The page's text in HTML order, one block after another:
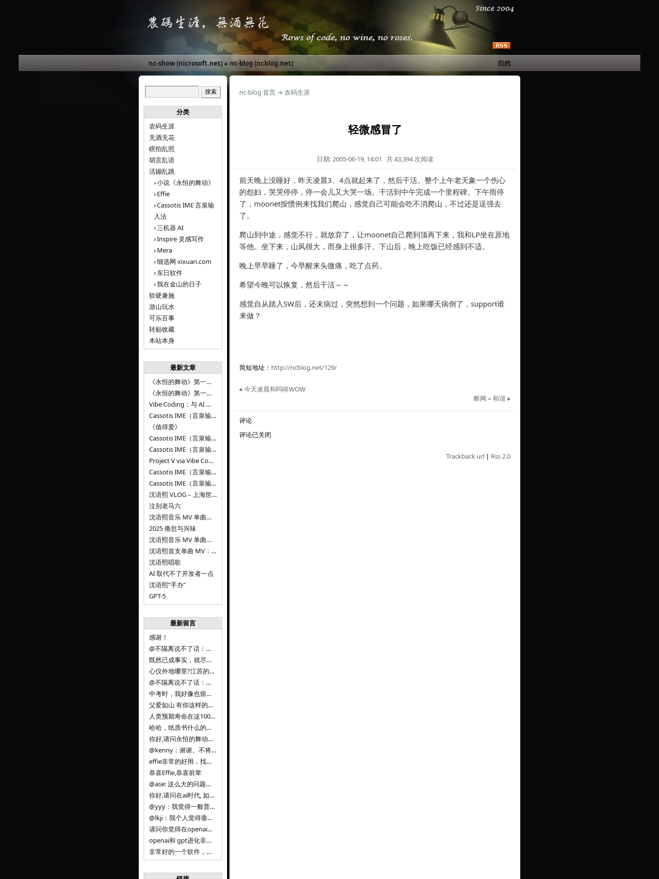
nc-show (nicrosoft.net)» nc-blog (ncblog.net) 归档
分类
农码生涯
无酒无花
瞎拍乱照
胡言乱语
活蹦乱跳
小说《永恒的舞动》
Effie
Cassotis IME 言泉输
入法
三机器 AI
Inspire 灵感写作
Mera
细选网 xixuan.com
东日软件
我在金山的日子
软硬兼施
游山玩水
可乐百事
转贴收藏
本站本身
最新文章
《永恒的舞动》第一百二十八章
《永恒的舞动》第一百二十七章
Vibe Coding：与 AI 并肩进步——言泉输入法 v0.4.1
Cassotis IME（言泉输入法）v0.3.1
《值得爱》
Cassotis IME（言泉输入法）v0.2.0
Cassotis IME（言泉输入法）v0.1.0
Project V via Vibe Coding
Cassotis IME（言泉输入法）阶段二
Cassotis IME（言泉输入法）
沈语熙 VLOG – 上海世博文化公园双子山
泣别老马六
沈语熙音乐 MV 单曲第三弹：代码与白T恤
2025 倦怠与兴味
沈语熙音乐 MV 单曲第二弹：优雅时间
沈语熙首支单曲 MV：告别的倒影
沈语熙唱歌
AI 取代不了开发者一点
沈语熙“手办”
GPT-5
最新留言
感谢！
@不隔离说不了话：浙江的
既然已成事实，就尽量接受了。 事情未能如愿已是不幸，没必要为此反复纠结来进行不必要的自我惩罚。 之前问过家里的小朋友是否想学编
心仪外地哪里?江苏的？顺其自然，全面发展才是。
@不隔离说不了话：确实，一晃三年。
中考时，我好像也留言过的，可乐好像和我们考得差不多。 一晃三年，我们江苏24年，物化生612分，女孩。 其实高考只是长跑的
父爱如山 有你这样的父亲做后盾，可乐未来的路一定会走得踏实又精彩
人类预期寿命在这100年，每2-3年增长一岁，到你们这一代大概率能到100岁，46岁还是正当年,可能不是八九点中的太阳了，但还是1
哈哈，纸质书什么的目前没有打算和计划，微信读书我不太熟悉，研究看看。目前，我只发在自己博客和起点上。关于小说内容方面，谢谢你的建议
你好,请问永恒的舞动什么时候可以出版纸质书,或者登陆微信读书.另外小说内容能不能更大气一些,不要只是局限于与一对男女的爱情和ai安
@kenny：谢谢。不将GIF显示为动图，主要是考虑到Effie本身的“极简、无干扰”的设计哲学，动图无疑是“干扰”之一。
effie非常的好用，找了很多年，终于找到这款，已经推荐给身边不少朋友使用和付费。有个小建议，文档里面是否可以增加gif的动图显示
恭喜Effie,恭喜前辈
@ase: 这么大的问题，我觉得我并没有答案。又或者说，每个人（公司）有自己的答案。
你好,请问在ai时代, 如何做软件. 是像以前那样,先构建软件的功能界面和服务,比如Office,嘀嘀打车,airbnb那样的界面
@yyy：我觉得一般普通人（非技术类以及非AI专业领域的人）会接触到的大语言模型肯定是大厂的超级模型。开源模型以后会更多被用在垂直
@lkji：我个人觉得垂直模型会自成一条发展线路的。AI 落地实际应用，一定还是垂直领域会更多。只是，垂直领域每个领域都不大，所以
请问你觉得在openai大语言模型一日千里的情况下，人们还需要去了解学习理解使用开源模型吗，还是说只需要使用openai的大语言模
openai和 gpt进化非常快， 还有垂直模型的机会吗
非常好的一个软件，恭喜。
nc-blog 首页 → 农码生涯
轻微感冒了
日期: 2005-06-19, 14:01 共 43,394 次阅读
前天晚上没睡好，昨天凌晨3、4点就起来了，然后干活。整个上午老天象一个伤心
的怨妇，哭哭停停，停一会儿又大哭一场。干活到中午完成一个里程碑。下午雨停
了，moonet按惯例来找我们爬山，感觉自己可能会吃不消爬山，不过还是逞强去
了。
爬山到中途，感觉不行，就放弃了，让moonet自己爬到顶再下来，我和LP坐在原地
等他。坐下来，山风很大，而身上很多汗。下山后，晚上吃饭已经感到不适。
晚上早早睡了，今早醒来头微痛，吃了点药。
希望今晚可以恢复，然后干活～～
感觉自从踏入SW后，还未病过，突然想到一个问题，如果哪天病倒了，support谁
来做？
简短地址： http://ncblog.net/129/
« 今天凌晨和吗啡WOW
断网＝和谐»
评论
评论已关闭
Trackback url | Rss 2.0